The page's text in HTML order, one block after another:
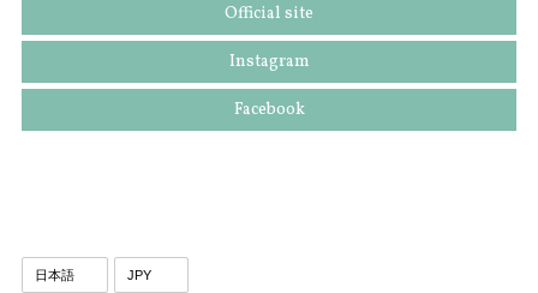
Official site
Instagram
Facebook